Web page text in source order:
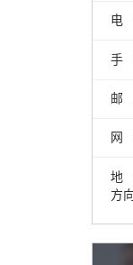
电
手
邮
网
地
方